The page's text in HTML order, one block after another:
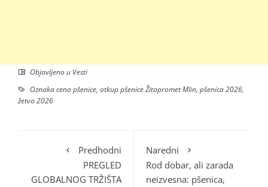
Objavljeno u Vesti
Oznakacena pšenice, otkup pšenice Žitopromet Mlin, pšenica 2026,
žetva 2026
Predhodni
PREGLED
GLOBALNOG TRŽIŠTA
Naredni
Rod dobar, ali zarada
neizvesna: pšenica,